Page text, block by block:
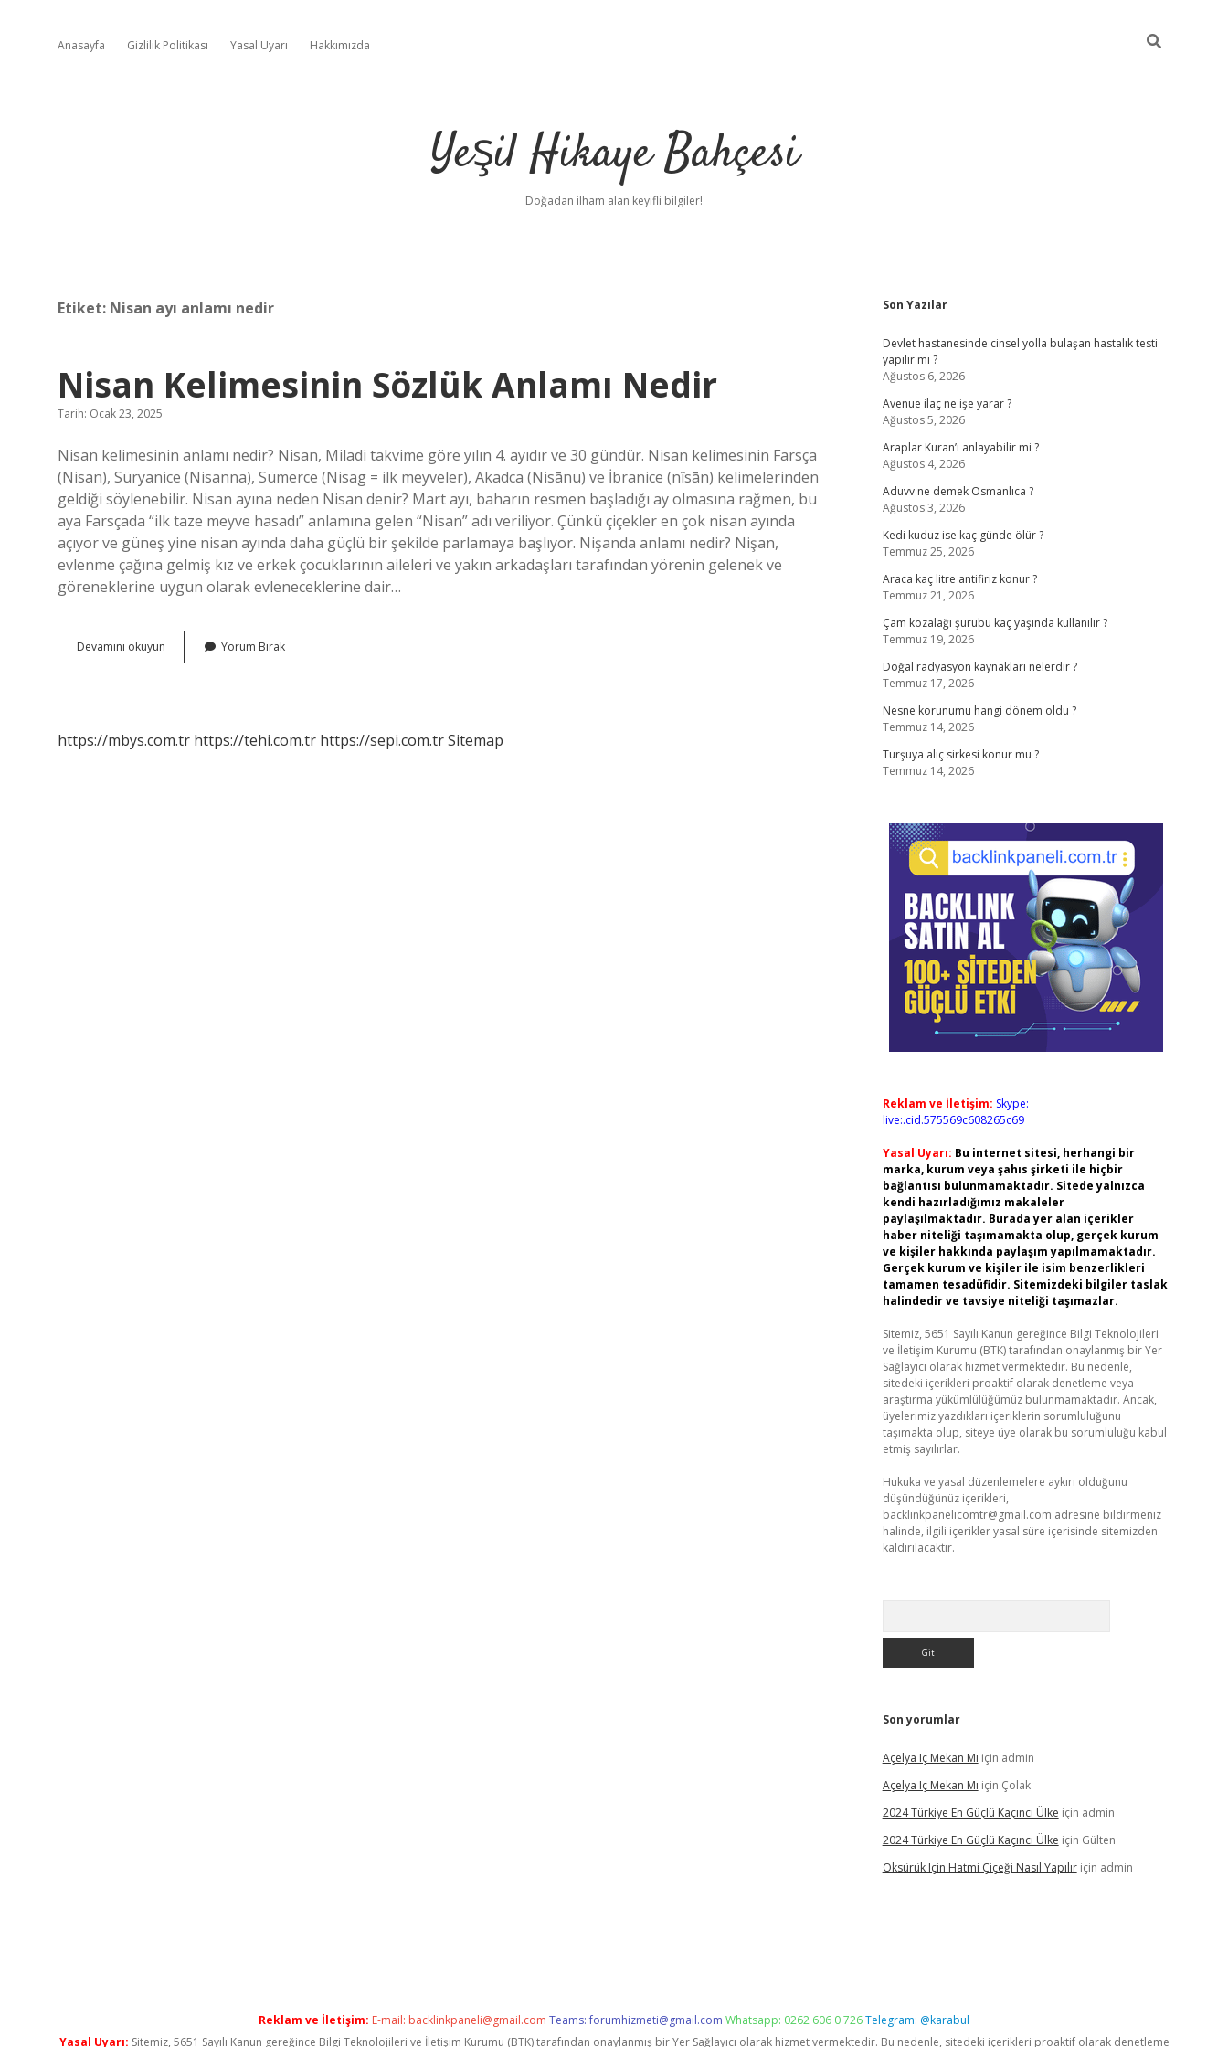
Anasayfa Gizlilik Politikası Yasal Uyarı Hakkımızda
Yeşil Hikaye Bahçesi
Doğadan ilham alan keyifli bilgiler!
Etiket: Nisan ayı anlamı nedir
Nisan Kelimesinin Sözlük Anlamı Nedir
Tarih: Ocak 23, 2025
Nisan kelimesinin anlamı nedir? Nisan, Miladi takvime göre yılın 4. ayıdır ve 30 gündür. Nisan kelimesinin Farsça
(Nisan), Süryanice (Nisanna), Sümerce (Nisag = ilk meyveler), Akadca (Nisānu) ve İbranice (nîsān) kelimelerinden
geldiği söylenebilir. Nisan ayına neden Nisan denir? Mart ayı, baharın resmen başladığı ay olmasına rağmen, bu
aya Farsçada “ilk taze meyve hasadı” anlamına gelen “Nisan” adı veriliyor. Çünkü çiçekler en çok nisan ayında
açıyor ve güneş yine nisan ayında daha güçlü bir şekilde parlamaya başlıyor. Nişanda anlamı nedir? Nişan,
evlenme çağına gelmiş kız ve erkek çocuklarının aileleri ve yakın arkadaşları tarafından yörenin gelenek ve
göreneklerine uygun olarak evleneceklerine dair…
Devamını okuyun
Kelimesinin
Yorum Bırak
https://mbys.com.tr https://tehi.com.tr https://sepi.com.trSitemap
Sidebar
Son Yazılar
Devlet hastanesinde cinsel yolla bulaşan hastalık testi
yapılır mı ?
Ağustos 6, 2026
Avenue ilaç ne işe yarar ?
Ağustos 5, 2026
Araplar Kuran’ı anlayabilir mi ?
Ağustos 4, 2026
Aduvv ne demek Osmanlıca ?
Ağustos 3, 2026
Kedi kuduz ise kaç günde ölür ?
Temmuz 25, 2026
Araca kaç litre antifiriz konur ?
Temmuz 21, 2026
Çam kozalağı şurubu kaç yaşında kullanılır ?
Temmuz 19, 2026
Doğal radyasyon kaynakları nelerdir ?
Temmuz 17, 2026
Nesne korunumu hangi dönem oldu ?
Temmuz 14, 2026
Turşuya alıç sirkesi konur mu ?
Temmuz 14, 2026
Reklam ve İletişim: Skype:
live:.cid.575569c608265c69
Yasal Uyarı: Bu internet sitesi, herhangi bir
marka, kurum veya şahıs şirketi ile hiçbir
bağlantısı bulunmamaktadır. Sitede yalnızca
kendi hazırladığımız makaleler
paylaşılmaktadır. Burada yer alan içerikler
haber niteliği taşımamakta olup, gerçek kurum
ve kişiler hakkında paylaşım yapılmamaktadır.
Gerçek kurum ve kişiler ile isim benzerlikleri
tamamen tesadüfidir. Sitemizdeki bilgiler taslak
halindedir ve tavsiye niteliği taşımazlar.
Sitemiz, 5651 Sayılı Kanun gereğince Bilgi Teknolojileri
ve İletişim Kurumu (BTK) tarafından onaylanmış bir Yer
Sağlayıcı olarak hizmet vermektedir. Bu nedenle,
sitedeki içerikleri proaktif olarak denetleme veya
araştırma yükümlülüğümüz bulunmamaktadır. Ancak,
üyelerimiz yazdıkları içeriklerin sorumluluğunu
taşımakta olup, siteye üye olarak bu sorumluluğu kabul
etmiş sayılırlar.
Hukuka ve yasal düzenlemelere aykırı olduğunu
düşündüğünüz içerikleri,
backlinkpanelicomtr@gmail.com adresine bildirmeniz
halinde, ilgili içerikler yasal süre içerisinde sitemizden
kaldırılacaktır.
Son yorumlar
Açelya Iç Mekan Mı için admin
Açelya Iç Mekan Mı için Çolak
2024 Türkiye En Güçlü Kaçıncı Ülke için admin
2024 Türkiye En Güçlü Kaçıncı Ülke için Gülten
Öksürük Için Hatmi Çiçeği Nasıl Yapılıriçin admin
Reklam ve İletişim: E-mail: backlinkpaneli@gmail.com Teams:forumhizmeti@gmail.com Whatsapp: 0262 606 0 726Telegram: @karabul
Yasal Uyarı: Sitemiz, 5651 Sayılı Kanun gereğince Bilgi Teknolojileri ve İletişim Kurumu (BTK) tarafından onaylanmış bir Yer Sağlayıcı olarak hizmet vermektedir. Bu nedenle, sitedeki içerikleri proaktif olarak denetleme